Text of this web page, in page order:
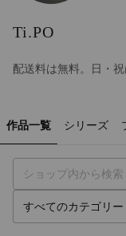
Ti.PO
配送料は無料。日・
作品一覧 シリーズ